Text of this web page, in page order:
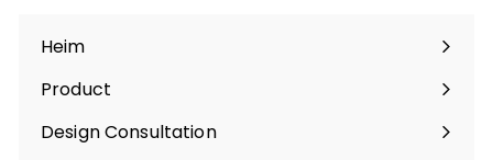
Heim
Product
Menü
maximieren
Design Consultation